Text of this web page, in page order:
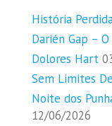
História
Darién Gap –
Dolores Hart
Sem Limites
Noite dos
12/06/2026